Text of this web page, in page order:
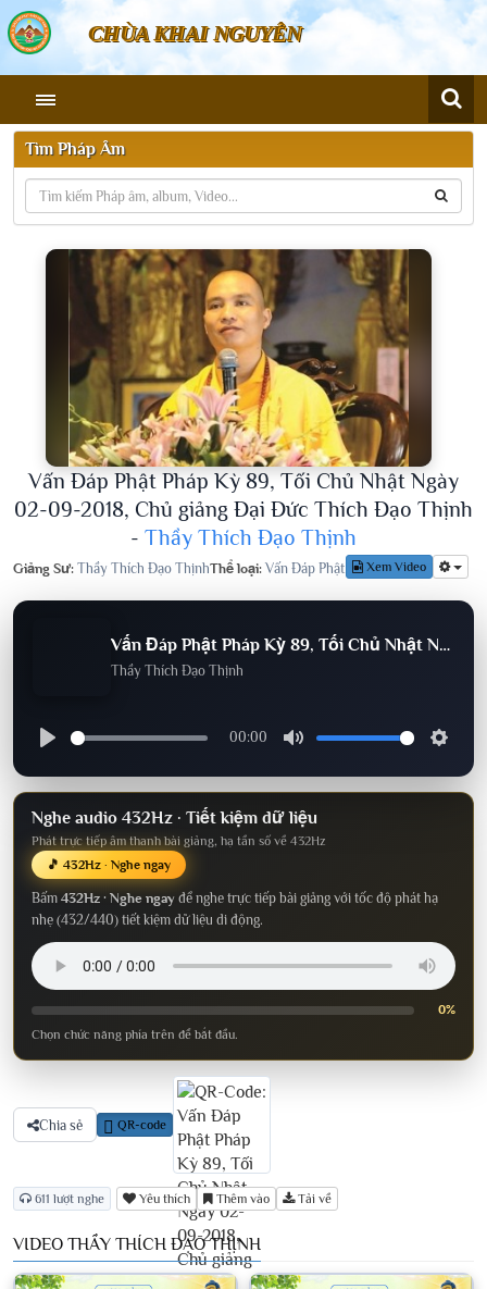
CHÙA KHAI NGUYÊN
Tìm Pháp Âm
Vấn Đáp Phật Pháp Kỳ 89, Tối Chủ Nhật Ngày
02-09-2018, Chủ giảng Đại Đức Thích Đạo Thịnh
- Thầy Thích Đạo Thịnh
Giảng Sư: Thầy Thích Đạo ThịnhThể loại: Vấn Đáp Phật PhápLượt nghe:611
Xem Video
Vấn Đáp Phật Pháp Kỳ 89, Tối Chủ Nhật Ngày 02-09-2018, Chủ giảng Đại Đức Thích Đạo Thịnh
Thầy Thích Đạo Thịnh
00:00
Nghe audio 432Hz · Tiết kiệm dữ liệu
Phát trực tiếp âm thanh bài giảng, hạ tần số về 432Hz
🎵 432Hz · Nghe ngay
Bấm 432Hz · Nghe ngay để nghe trực tiếp bài giảng với tốc độ phát hạ
nhẹ (432/440) tiết kiệm dữ liệu di động.
0%
Chọn chức năng phía trên để bắt đầu.
Chia sẻ QR-code
611 lượt nghe Yêu thích Thêm vào Tải về
VIDEO THẦY THÍCH ĐẠO THỊNH